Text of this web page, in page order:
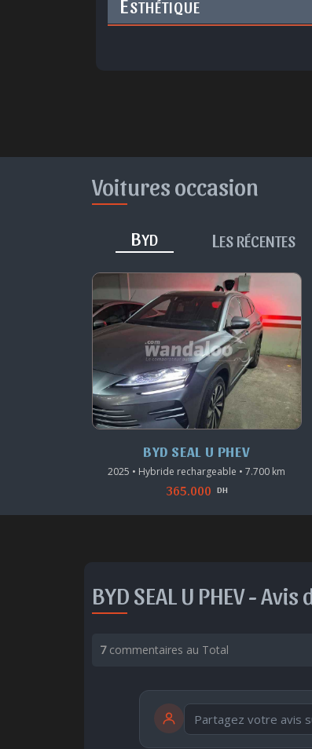
STHÉTIQUE
Voitures occasion
BYD L ES RÉCENTES
BYD SEAL U PHEV
2025 • Hybride rechargeable • 7.700 km
365.000 DH
BYD SEAL U PHEV -Avis
7commentaires au Total
publication immédiate